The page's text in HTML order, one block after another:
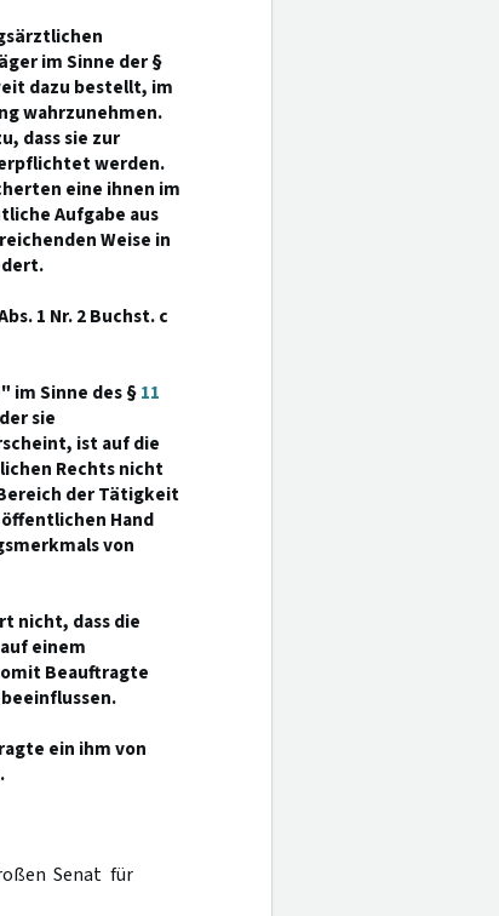
im Sinne der §
dazu bestellt, im
wahrzunehmen.
dass sie zur
werden.
eine ihnen im
Aufgabe aus
Weise in
1 Nr. 2 Buchst. c
im Sinne des §11
sie
ist auf die
Rechts nicht
der Tätigkeit
Hand
von
nicht, dass die
einem
Beauftragte
ein ihm von
Senat für